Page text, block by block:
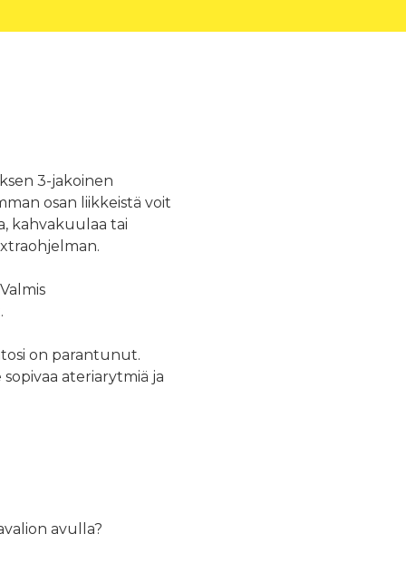
3-jakoinen
osan liikkeistä voit
kahvakuulaa tai
on parantunut.
ateriarytmiä ja
avulla?